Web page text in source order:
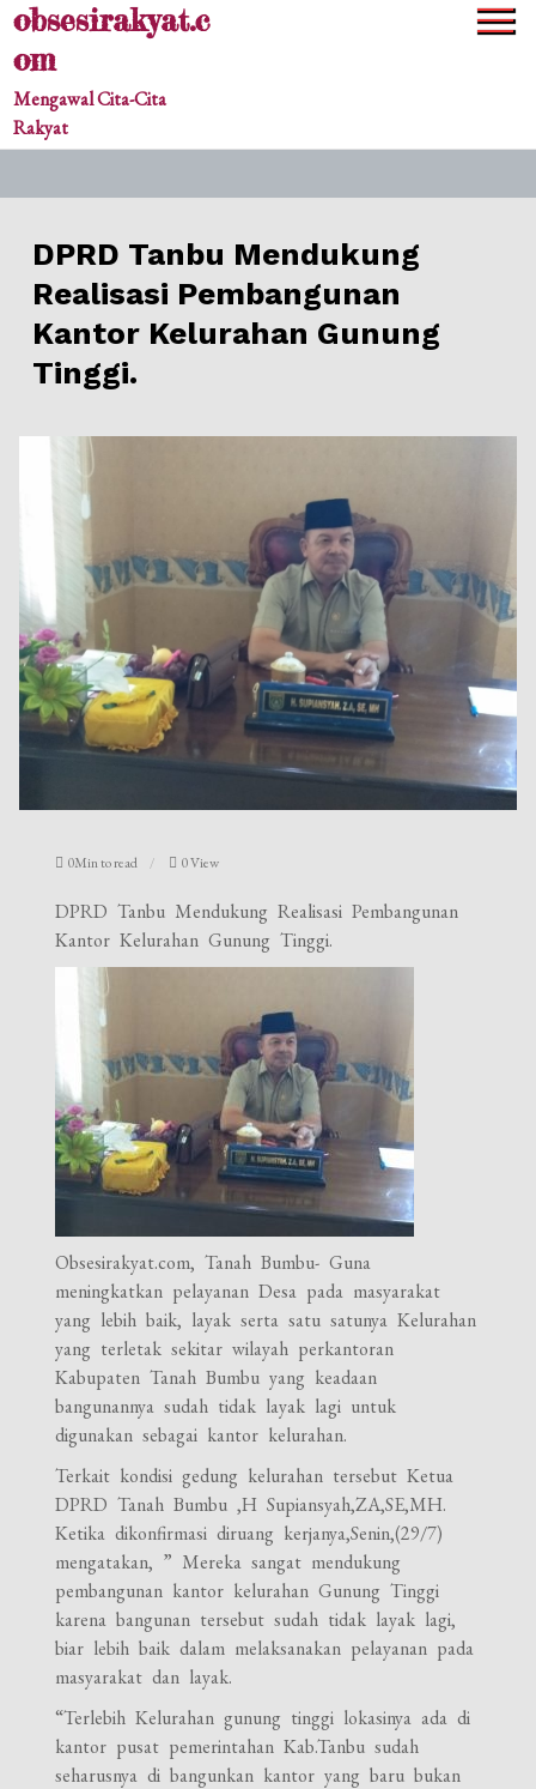
Skipobsesirakyat.c
om
Mengawal Cita-Cita
Rakyat
DPRD Tanbu Mendukung
Realisasi Pembangunan
Kantor Kelurahan Gunung
Tinggi.
0Min to read 0 View
DPRD Tanbu Mendukung Realisasi Pembangunan
Kantor Kelurahan Gunung Tinggi.
Obsesirakyat.com, Tanah Bumbu- Guna
meningkatkan pelayanan Desa pada masyarakat
yang lebih baik, layak serta satu satunya Kelurahan
yang terletak sekitar wilayah perkantoran
Kabupaten Tanah Bumbu yang keadaan
bangunannya sudah tidak layak lagi untuk
digunakan sebagai kantor kelurahan.
Terkait kondisi gedung kelurahan tersebut Ketua
DPRD Tanah Bumbu ,H Supiansyah,ZA,SE,MH.
Ketika dikonfirmasi diruang kerjanya,Senin,(29/7)
mengatakan, ” Mereka sangat mendukung
pembangunan kantor kelurahan Gunung Tinggi
karena bangunan tersebut sudah tidak layak lagi,
biar lebih baik dalam melaksanakan pelayanan pada
masyarakat dan layak.
“Terlebih Kelurahan gunung tinggi lokasinya ada di
kantor pusat pemerintahan Kab.Tanbu sudah
seharusnya di bangunkan kantor yang baru bukan